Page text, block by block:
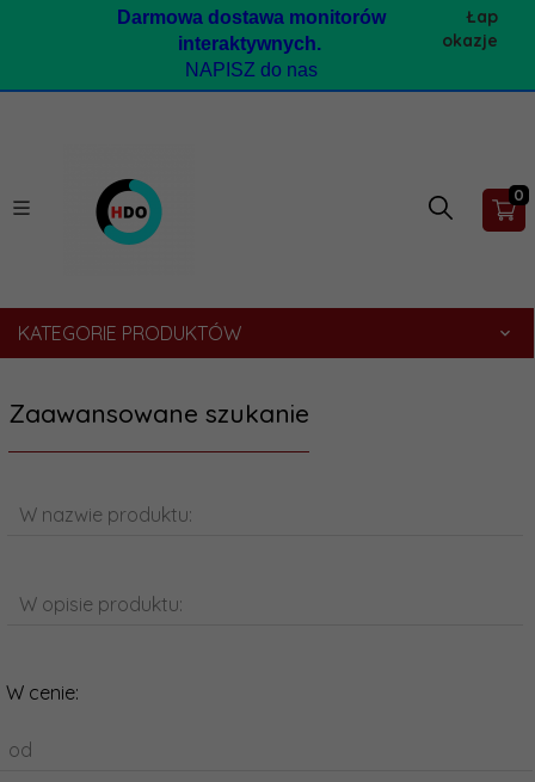
Darmowa dostawa monitorów
interaktywnych.
NAPISZ do nas
Łap
okazje
0
KATEGORIE PRODUKTÓW
Zaawansowane szukanie
W nazwie produktu:
W opisie produktu:
W cenie:
od